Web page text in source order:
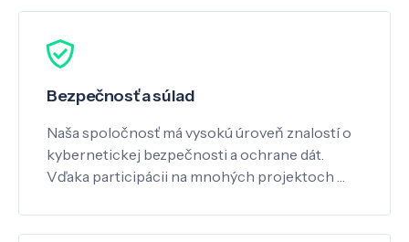
Bezpečnosť a súlad
Naša spoločnosť má vysokú úroveň znalostí o
kybernetickej bezpečnosti a ochrane dát.
Vďaka participácii na mnohých projektoch …